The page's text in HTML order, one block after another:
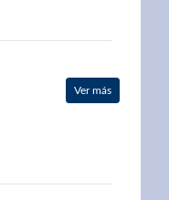
Ver más